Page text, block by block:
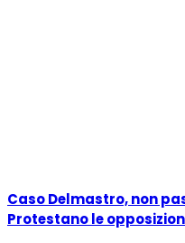
Caso Delmastro, non
Protestano le